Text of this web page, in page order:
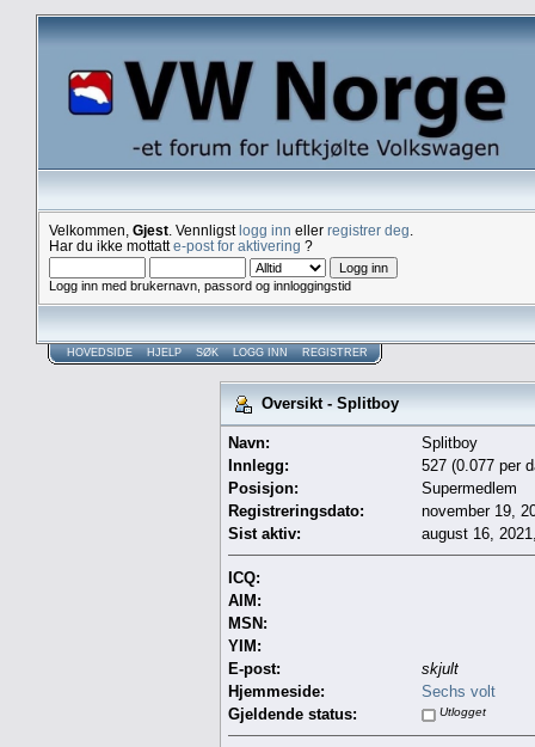
Velkommen, Gjest . Vennligstlogg inn eller registrer deg
Har du ikke mottatte-post for aktivering ?
Logg inn med brukernavn, passord og innloggingstid
HOVEDSIDE HJELP SØK LOGG INN REGISTRER
Oversikt - Splitboy
Navn:
Splitboy
Innlegg:
527 (0.077 per
Posisjon:
Supermedlem
Registreringsdato:
november 19,
Sist aktiv:
august 16,
ICQ:
AIM:
MSN:
YIM:
E-post:
skjult
Hjemmeside:
Sechs volt
Gjeldende status:
Utlogget